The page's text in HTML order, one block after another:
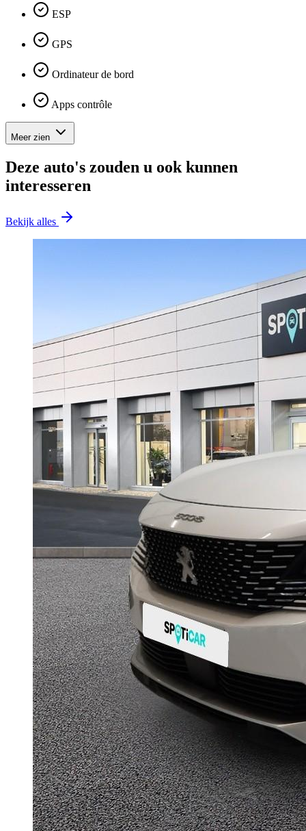
ESP
GPS
Ordinateur de bord
Apps contrôle
Meer zien
Deze auto's zouden u ook kunnen
interesseren
Bekijk alles